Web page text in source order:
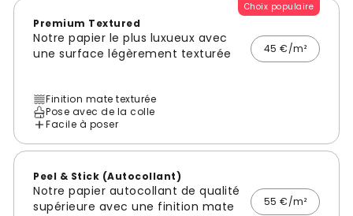
Choix populaire
Premium Textured
Notre papier le plus luxueux avec
une surface légèrement texturée
45 €/m²
Finition mate texturée
Pose avec de la colle
Facile à poser
Peel & Stick (Autocollant)
Notre papier autocollant de qualité
supérieure avec une finition mate
55 €/m²